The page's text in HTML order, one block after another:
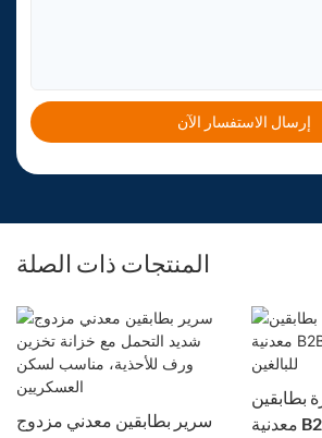
إرسال الاستفسار الآن
المنتجات ذات الصلة
سرير بطابقين معدني مزدوج
بطابقين
معدنية B2B، أسرة علوية